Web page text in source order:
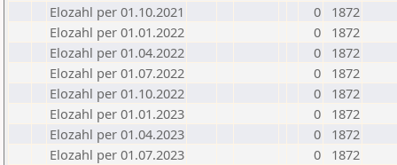
Elozahl per 01.10.2021
0
1872
Elozahl per 01.01.2022
0
1872
Elozahl per 01.04.2022
0
1872
Elozahl per 01.07.2022
0
1872
Elozahl per 01.10.2022
0
1872
Elozahl per 01.01.2023
0
1872
Elozahl per 01.04.2023
0
1872
Elozahl per 01.07.2023
0
1872